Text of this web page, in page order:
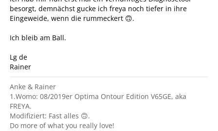
besorgt, demnächst gucke ich freya noch tiefer in ihre
Eingeweide, wenn die rummeckert 🙃.
Ich bleib am Ball.
Lg de
Rainer
Anke & Rainer
1.Womo: 08/2019er Optima Ontour Edition V65GE, aka
FREYA.
Modifiziert: Fast alles 🙃.
Do more of what you really love!